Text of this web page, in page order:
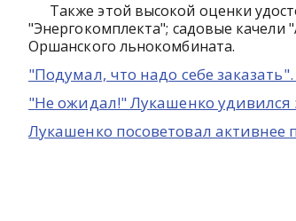
Также этой высокой оценки
"Энергокомплекта"; садовые качели
Оршанского льнокомбината.
"Подумал, что надо себе
"Не ожидал!" Лукашенко удивился
Лукашенко посоветовал